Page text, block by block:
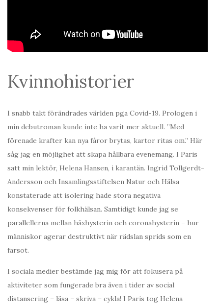
Kvinnohistorier
I snabb takt förändrades världen pga Covid-19. Prologen i
min debutroman kunde inte ha varit mer aktuell. ”Med
förenade krafter kan nya fåror brytas, kartor ritas om.” Här
såg jag en möjlighet att skapa hållbara evenemang. I Paris
satt min lektör, Helena Hansen, i karantän. Ingrid Tollgerdt-
Andersson och Insamlingsstiftelsen Natur och Hälsa
konstaterade att isolering hade stora negativa
konsekvenser för folkhälsan. Samtidigt kunde jag se
parallellerna mellan häxhysterin och coronahysterin – hur
människor agerar destruktivt när rädslan sprids som en
farsot.
I sociala medier bestämde jag mig för att fokusera på
aktiviteter som fungerade bra även i tider av social
distansering – läsa – skriva – cykla! I Paris tog Helena